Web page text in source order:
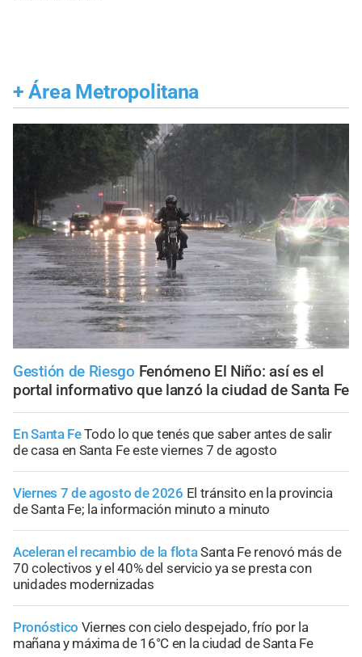
+ Área Metropolitana
Gestión de Riesgo Fenómeno El Niño: así es el
portal informativo que lanzó la ciudad de Santa Fe
En Santa FeTodo lo que tenés que saber antes de salir
de casa en Santa Fe este viernes 7 de agosto
Viernes 7 de agosto de 2026 El tránsito en la provincia
de Santa Fe; la información minuto a minuto
Aceleran el recambio de la flotaSanta Fe renovó más de
70 colectivos y el 40% del servicio ya se presta con
unidades modernizadas
Pronóstico Viernes con cielo despejado, frío por la
mañana y máxima de 16°C en la ciudad de Santa Fe